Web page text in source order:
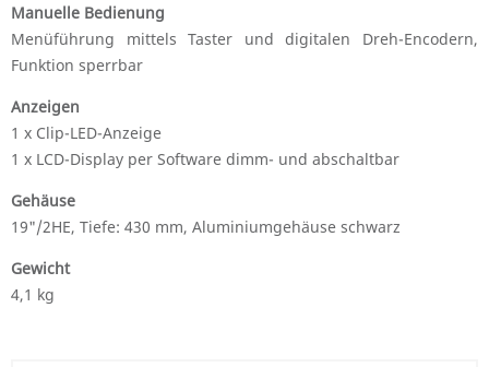
Manuelle Bedienung
Menüführung mittels Taster und digitalen Dreh-Encodern,
Funktion sperrbar
Anzeigen
1 x Clip-LED-Anzeige
1 x LCD-Display per Software dimm- und abschaltbar
Gehäuse
19"/2HE, Tiefe: 430 mm, Aluminiumgehäuse schwarz
Gewicht
4,1 kg